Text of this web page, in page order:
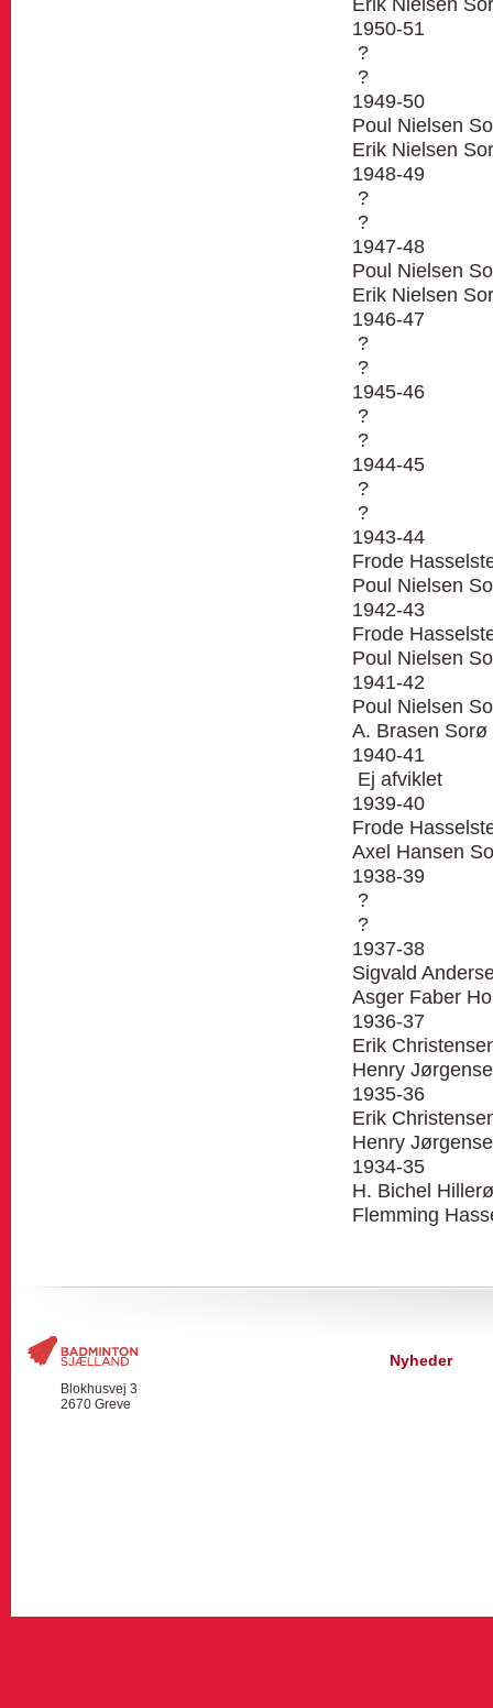
1950-51
?
?
1949-50
Poul Nielsen
Erik Nielsen
1948-49
?
?
1947-48
Poul Nielsen
Erik Nielsen
1946-47
?
?
1945-46
?
?
1944-45
?
?
1943-44
Frode
Poul Nielsen
1942-43
Frode
Poul Nielsen
1941-42
Poul Nielsen
A. Brasen Sorø
1940-41
Ej afviklet
1939-40
Frode
Axel Hansen
1938-39
?
?
1937-38
Sigvald
Asger Faber
1936-37
Erik
Henry
1935-36
Erik
Henry
1934-35
H. Bichel
Flemming
Blokhusvej 3
2670 Greve
Nyheder